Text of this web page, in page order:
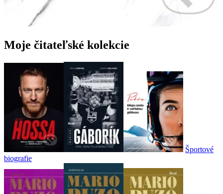
Moje čitateľské kolekcie
Športové
biografie